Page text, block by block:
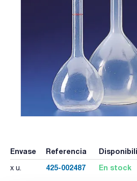
Envase Referencia
x u. 425-002487 En stock